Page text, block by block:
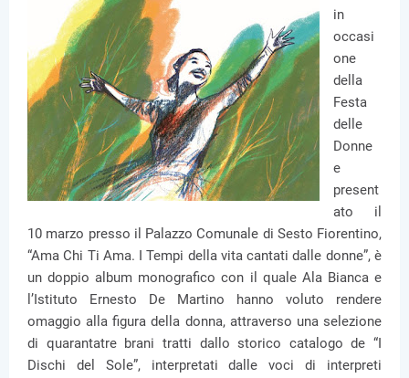
in
occasi
one
della
Festa
delle
Donne
e
present
ato il
10 marzo presso il Palazzo Comunale di Sesto Fiorentino,
“Ama Chi Ti Ama. I Tempi della vita cantati dalle donne”, è
un doppio album monografico con il quale Ala Bianca e
l’Istituto Ernesto De Martino hanno voluto rendere
omaggio alla figura della donna, attraverso una selezione
di quarantatre brani tratti dallo storico catalogo de “I
Dischi del Sole”, interpretati dalle voci di interpreti